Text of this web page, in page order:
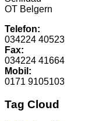
OT Belgern
Telefon:
034224 40523
Fax:
034224 41664
Mobil:
0171 9105103
Tag Cloud